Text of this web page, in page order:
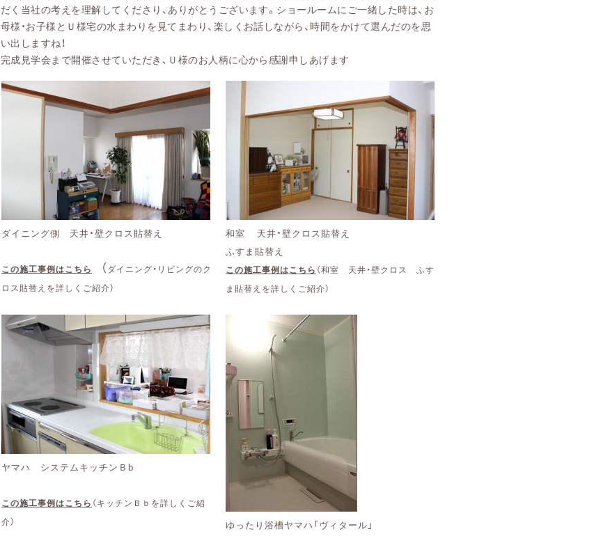
だく当社の考えを理解してくださり、ありがとうございます。ショールームにご一緒した時は、お
母様・お子様とＵ様宅の水まわりを見てまわり、楽しくお話しながら、時間をかけて選んだのを思
い出しますね！
完成見学会まで開催させていただき、Ｕ様のお人柄に心から感謝申しあげます
ダイニング側 天井・壁クロス貼替え
この施工事例はこちら （ダイニング・リビングのク
ロス貼替えを詳しくご紹介）
和室
天井・壁クロス貼替え
ふすま貼替え
この施工事例はこちら （和室 天井・壁クロス ふす
ま貼替えを詳しくご紹介）
ヤマハ システムキッチンＢb
この施工事例はこちら （キッチンＢｂを詳しくご紹
介）
ゆったり浴槽ヤマハ「ヴィタール」